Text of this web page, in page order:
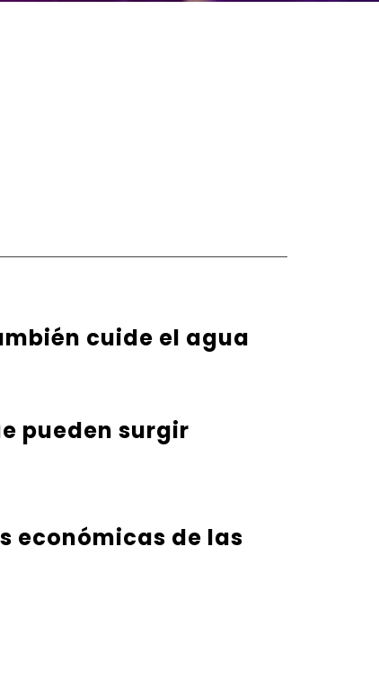
cuide el agua
pueden surgir
económicas de las